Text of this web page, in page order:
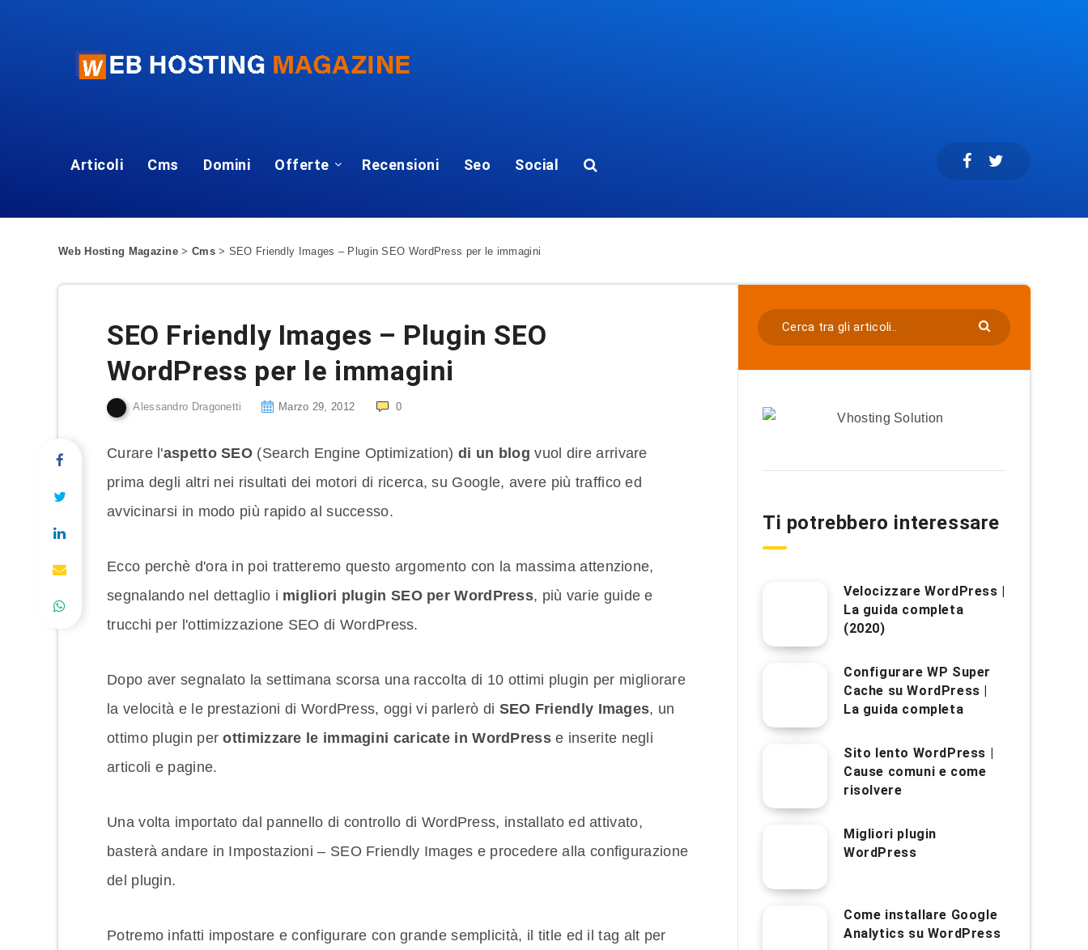
Articoli Cms Domini Offerte Recensioni Seo Social
Web Hosting Magazine > Cms> SEO Friendly Images – Plugin SEO WordPress per le immagini
SEO Friendly Images – Plugin SEO
WordPress per le immagini
Alessandro Dragonetti Marzo 29, 2012 0
Curare l'aspetto SEO (Search Engine Optimization)di un blog vuol dire arrivare
prima degli altri nei risultati dei motori di ricerca, su Google, avere più traffico ed
avvicinarsi in modo più rapido al successo.
Ecco perchè d'ora in poi tratteremo questo argomento con la massima attenzione,
segnalando nel dettaglio i migliori plugin SEO per WordPress, più varie guide e
trucchi per l'ottimizzazione SEO di WordPress.
Dopo aver segnalato la settimana scorsa una raccolta di 10 ottimi plugin per migliorare
la velocità e le prestazioni di WordPress, oggi vi parlerò di SEO Friendly Images, un
ottimo plugin perottimizzare le immagini caricate in WordPresse inserite negli
articoli e pagine.
Una volta importato dal pannello di controllo di WordPress, installato ed attivato,
basterà andare in Impostazioni – SEO Friendly Images e procedere alla configurazione
del plugin.
Potremo infatti impostare e configurare con grande semplicità, il title ed il tag alt per
Ti potrebbero interessare
Velocizzare WordPress |
La guida completa
(2020)
Configurare WP Super
Cache su WordPress |
La guida completa
Sito lento WordPress |
Cause comuni e come
risolvere
Migliori plugin
WordPress
Come installare Google
Analytics su WordPress